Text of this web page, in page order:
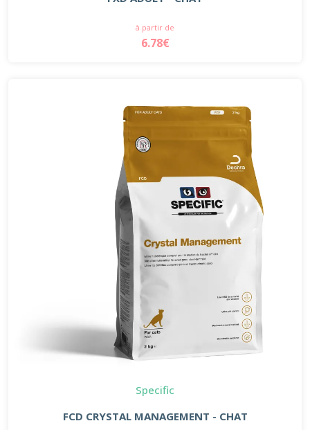
à partir de
6.78€
Specific
FCD CRYSTAL MANAGEMENT - CHAT